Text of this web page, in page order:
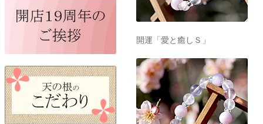
開運「愛と癒しＳ」